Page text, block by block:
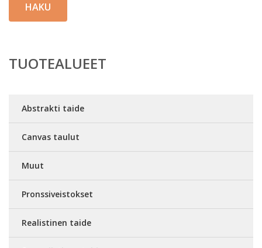
HAKU
TUOTEALUEET
Abstrakti taide
Canvas taulut
Muut
Pronssiveistokset
Realistinen taide